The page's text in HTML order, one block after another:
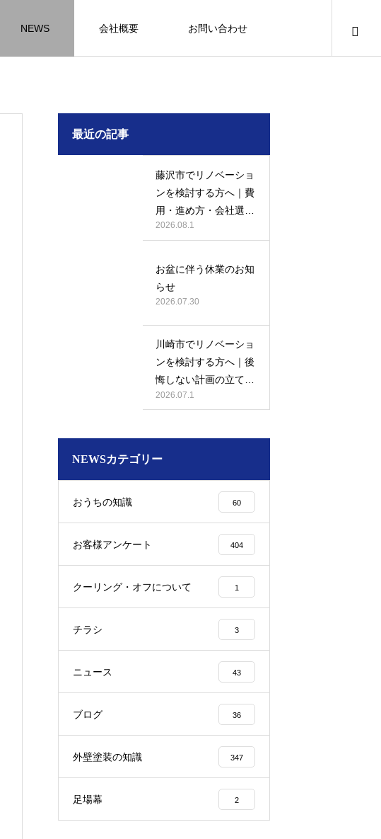
NEWS 会社概要 お問い合わせ
お客様アンケート401
鎌倉市の外壁・屋根塗装は地域密着の
建物の点検・維持管理は信頼できる専
門家へ （チラシ）
お客様アンケート403
外構はコンクリートと芝生どっちが良
い？それぞれの特徴と選び方のポイン
鎌倉市の外壁・屋根塗装は地域密着の
最近の記事
藤沢市でリノベーショ
ンを検討する方へ｜費
用・進め方・会社選び
のポイント
2026.08.1
お盆に伴う休業のお知
らせ
2026.07.30
川崎市でリノベーショ
ンを検討する方へ｜後
悔しない計画の立て方
と相談先の選び方
2026.07.1
NEWSカテゴリー
おうちの知識 60
お客様アンケート 404
クーリング・オフについて 1
チラシ 3
ニュース 43
ブログ 36
外壁塗装の知識 347
足場幕 2